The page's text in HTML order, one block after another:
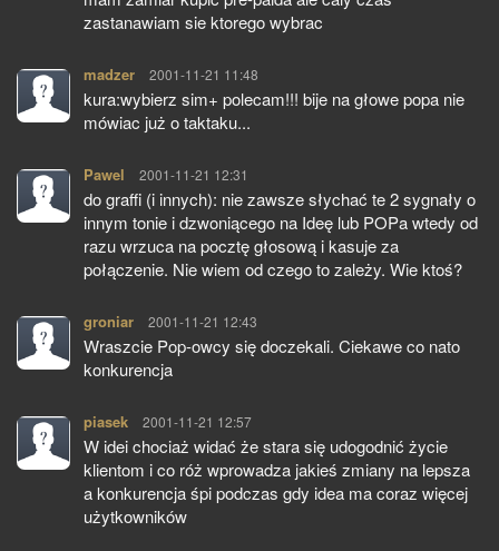
zastanawiam sie ktorego wybrac
madzer pisze:
2001-11-21 11:48
kura:wybierz sim+ polecam!!! bije na głowe popa nie
mówiac już o taktaku...
Pawel pisze:
2001-11-21 12:31
do graffi (i innych): nie zawsze słychać te 2 sygnały o
innym tonie i dzwoniącego na Ideę lub POPa wtedy od
razu wrzuca na pocztę głosową i kasuje za
połączenie. Nie wiem od czego to zależy. Wie ktoś?
groniar pisze:
2001-11-21 12:43
Wraszcie Pop-owcy się doczekali. Ciekawe co nato
konkurencja
piasek pisze:
2001-11-21 12:57
W idei chociaż widać że stara się udogodnić życie
klientom i co róż wprowadza jakieś zmiany na lepsza
a konkurencja śpi podczas gdy idea ma coraz więcej
użytkowników